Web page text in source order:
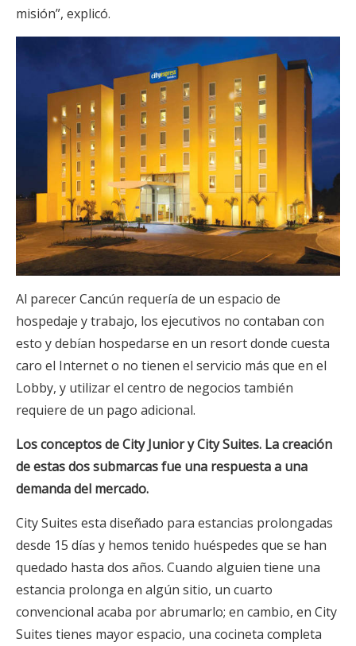
misión”, explicó.
Al parecer Cancún requería de un espacio de
hospedaje y trabajo, los ejecutivos no contaban con
esto y debían hospedarse en un resort donde cuesta
caro el Internet o no tienen el servicio más que en el
Lobby, y utilizar el centro de negocios también
requiere de un pago adicional.
Los conceptos de City Junior y City Suites. La creación
de estas dos submarcas fue una respuesta a una
demanda del mercado.
City Suites esta diseñado para estancias prolongadas
desde 15 días y hemos tenido huéspedes que se han
quedado hasta dos años. Cuando alguien tiene una
estancia prolonga en algún sitio, un cuarto
convencional acaba por abrumarlo; en cambio, en City
Suites tienes mayor espacio, una cocineta completa